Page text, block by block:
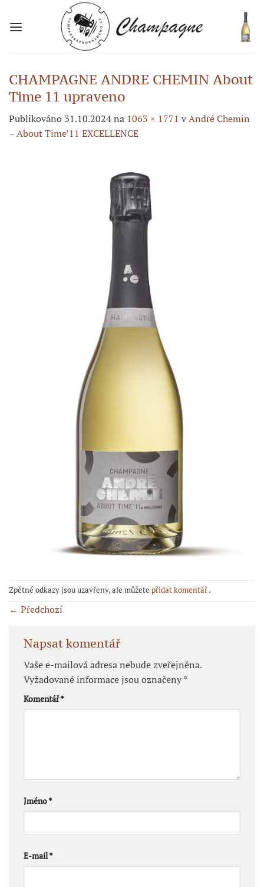
CHAMPAGNE ANDRE CHEMIN About
Time 11 upraveno
Publikováno 31.10.2024na 1063 × 1771 vAndré Chemin
– About Time’11 EXCELLENCE
Zpětné odkazy jsou uzavřeny, ale můžete přidat komentář.
← Předchozí
Napsat komentář
Vaše e-mailová adresa nebude zveřejněna.
Vyžadované informace jsou označeny*
Komentář*
Jméno*
E-mail*